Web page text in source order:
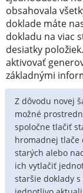
obsahovala
doklade máte
dokladu na viac
desiatky
aktivovať
základnými
Z dôvodu novej
možné
spoločne tlačiť
hromadnej tlače
starých alebo
ich vytlačiť
staršie doklady